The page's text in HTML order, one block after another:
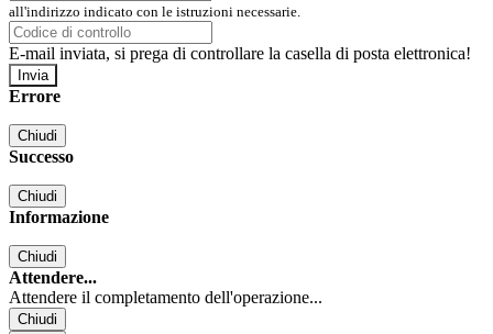
all'indirizzo indicato con le istruzioni necessarie.
E-mail inviata, si prega di controllare la casella di posta elettronica!
Errore
Chiudi
Successo
Chiudi
Informazione
Chiudi
Attendere...
Attendere il completamento dell'operazione...
Chiudi